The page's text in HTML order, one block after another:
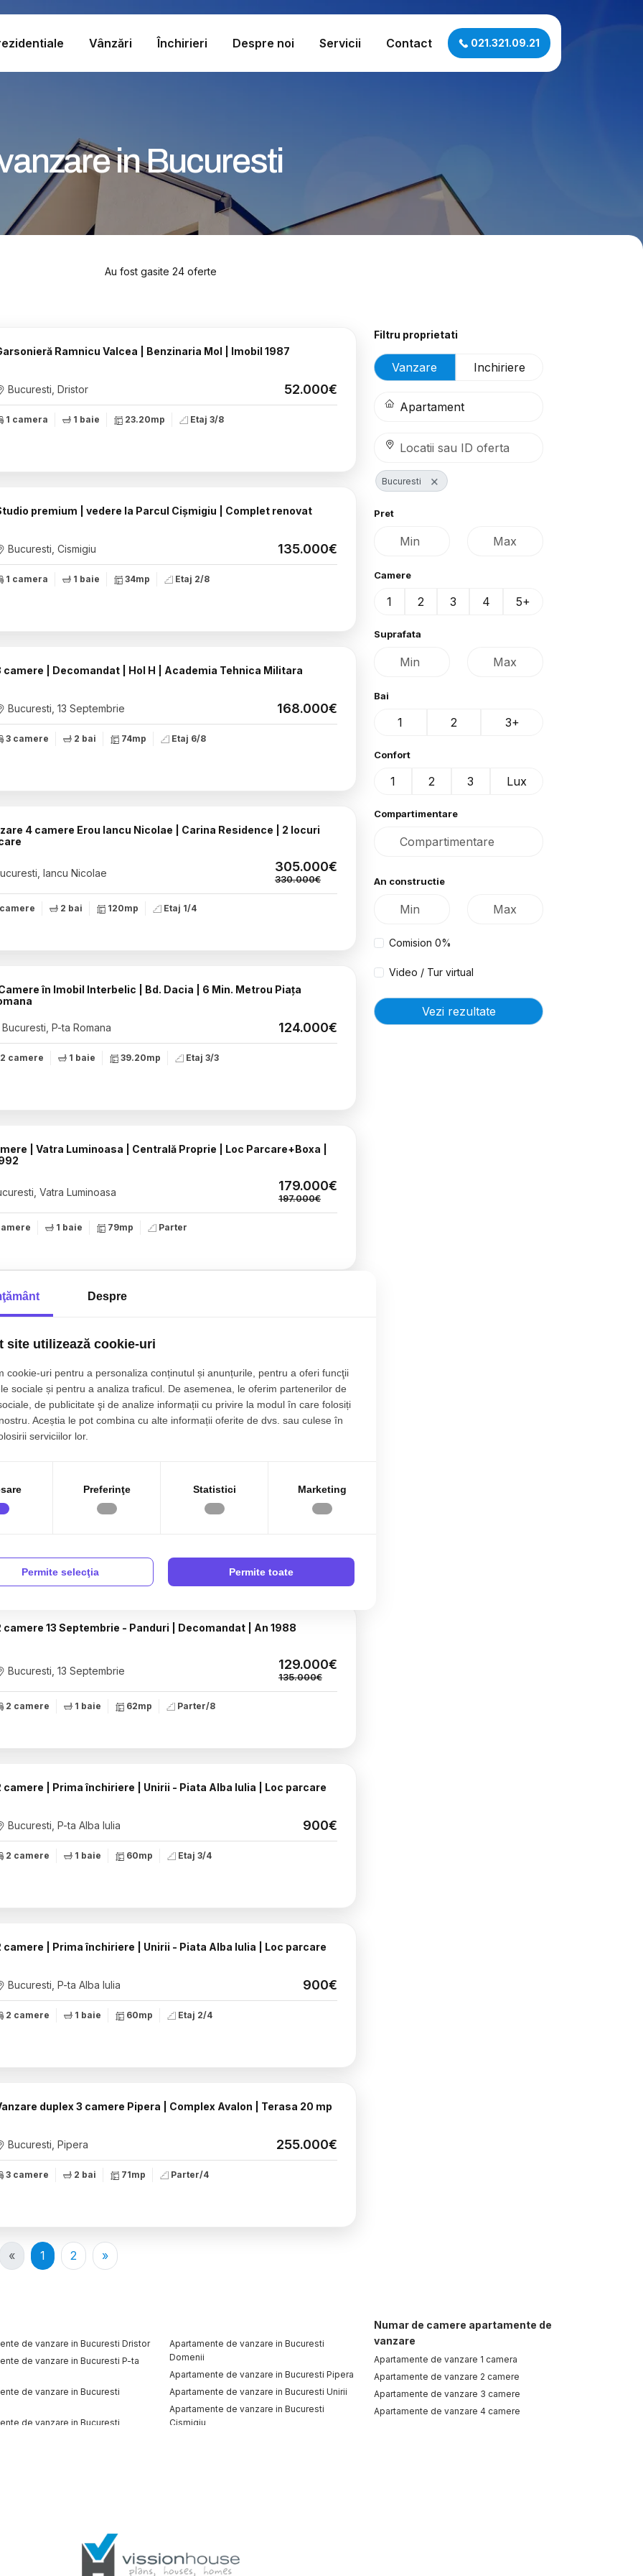
Vânzări Închirieri Despre noi Servicii Contact 021.321.09.21
in Bucuresti
Au fost gasite 24 oferte
Ramnicu Valcea | Benzinaria Mol | Imobil 1987
Bucuresti, Dristor 52.000€
1 camera 1 baie 23.20mp Etaj 3/8
premium | vedere la Parcul Cișmigiu | Complet renovat
Bucuresti, Cismigiu 135.000€
1 camera 1 baie 34mp Etaj 2/8
camere | Decomandat | Hol H | Academia Tehnica Militara
Bucuresti, 13 Septembrie 168.000€
3 camere 2 bai 74mp Etaj 6/8
4 camere Erou Iancu Nicolae | Carina Residence | 2 locuri
Iancu Nicolae 305.000€
330.000€
2 bai 120mp Etaj 1/4
în Imobil Interbelic | Bd. Dacia | 6 Min. Metrou Piața
Bucuresti, P-ta Romana 124.000€
camere 1 baie 39.20mp Etaj 3/3
| Vatra Luminoasa | Centrală Proprie | Loc Parcare+Boxa |
Vatra Luminoasa 179.000€
197.000€
1 baie 79mp Parter
Bucuresti, Domenii
4 camere 3 bai 134mp Etaj 11/12
Pantelimon 60.000€
camere 13 Septembrie - Panduri | Decomandat | An 1988
Bucuresti, 13 Septembrie 129.000€
135.000€
2 camere 1 baie 62mp Parter/8
camere | Prima închiriere | Unirii - Piata Alba Iulia | Loc parcare
Bucuresti, P-ta Alba Iulia 900€
2 camere 1 baie 60mp Etaj 3/4
camere | Prima închiriere | Unirii - Piata Alba Iulia | Loc parcare
Bucuresti, P-ta Alba Iulia 900€
2 camere 1 baie 60mp Etaj 2/4
duplex 3 camere Pipera | Complex Avalon | Terasa 20 mp
Bucuresti, Pipera 255.000€
3 camere 2 bai 71mp Parter/4
« 1 2 »
Filtru proprietati
Vanzare Inchiriere
Bucuresti ×
Pret
Camere
1 2 3 4 5+
Suprafata
Bai
1 2 3+
Confort
1 2 3 Lux
Compartimentare
An constructie
Comision 0%
Video / Tur virtual
Vezi rezultate
de vanzare in Bucuresti Dristor
de vanzare in Bucuresti P-ta
de vanzare in Bucuresti
de vanzare in Bucuresti
Apartamente de vanzare in Bucuresti
Domenii
Apartamente de vanzare in Bucuresti Pipera
Apartamente de vanzare in Bucuresti Unirii
Apartamente de vanzare in Bucuresti
Cismigiu
Numar de camere apartamente de
vanzare
Apartamente de vanzare 1 camera
Apartamente de vanzare 2 camere
Apartamente de vanzare 3 camere
Apartamente de vanzare 4 camere
in Balotesti Central
Terenuri de vanzare in Bucuresti Vitan
Terenuri de vanzare in Tunari
Despre
site utilizează cookie-uri
cookie-uri pentru a personaliza conținutul și anunțurile, pentru a oferi funcţii
sociale și pentru a analiza traficul. De asemenea, le oferim partenerilor de
de publicitate şi de analize informații cu privire la modul în care folosiți
Aceștia le pot combina cu alte informații oferite de dvs. sau culese în
serviciilor lor.
Preferinţe Statistici Marketing
Permite selecţia Permite toate